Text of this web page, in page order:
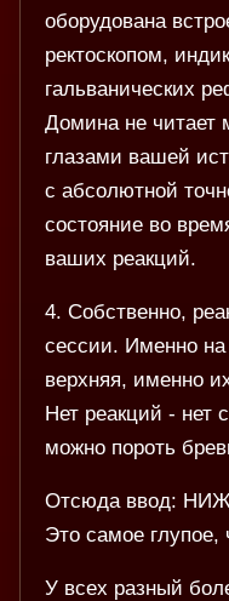
оборудована
ректоскопом,
гальванических
Домина не читает
глазами вашей
с абсолютной
состояние во
ваших реакций.
4. Собственно,
сессии. Именно на
верхняя, именно
Нет реакций - нет
можно пороть
Отсюда ввод:
Это самое
У всех разный